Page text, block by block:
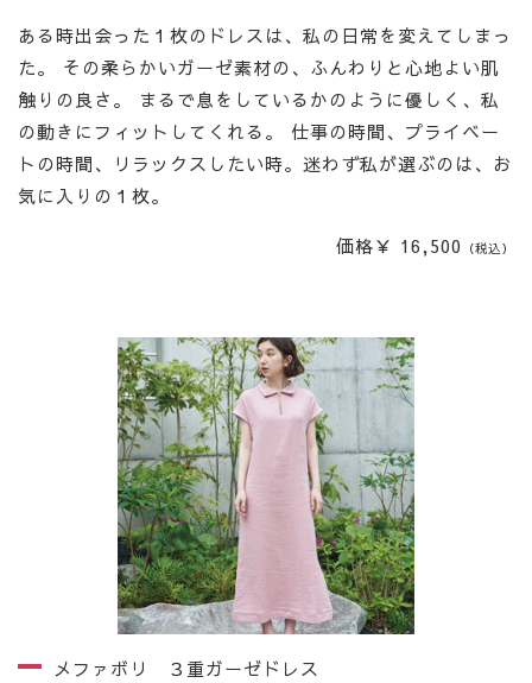
ある時出会った１枚のドレスは、私の日常を変えてしまっ
た。 その柔らかいガーゼ素材の、ふんわりと心地よい肌
触りの良さ。 まるで息をしているかのように優しく、私
の動きにフィットしてくれる。 仕事の時間、プライベー
トの時間、リラックスしたい時。迷わず私が選ぶのは、お
気に入りの１枚。
価格￥ 16,500 （税込）
メファボリ ３重ガーゼドレス